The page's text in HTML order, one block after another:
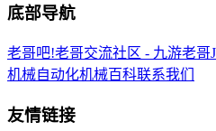
底部导航
老哥吧!老哥交流社区 - 九游老哥
机械自动化机械百科联系我们
友情链接